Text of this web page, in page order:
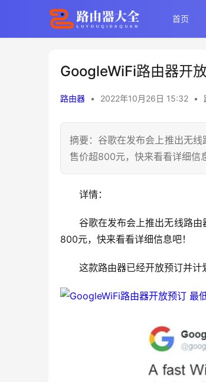
首页
GoogleWiFi路由器开
路由器 • 2022年10月26日 15:32 •
摘要：谷歌在发布会上推出无
售价超800元，快来看看详细信
详情：
谷歌在发布会上推出无线路
800元，快来看看详细信息吧！
这款路由器已经开放预订并计